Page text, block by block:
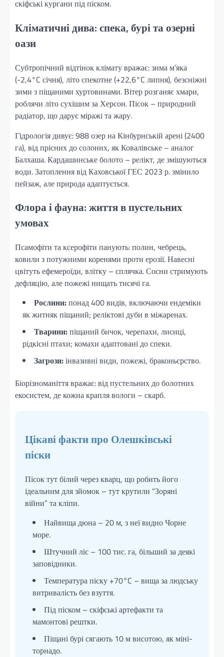
скіфські кургани під піском.
Кліматичні дива: спека, бурі та озерні
оази
Субтропічний відтінок клімату вражає: зима м’яка
(-2,4°C січня), літо спекотне (+22,6°C липня), безсніжні
зими з піщаними хуртовинами. Вітер розганяє хмари,
роблячи літо сухішим за Херсон. Пісок – природний
радіатор, що дарує міражі та жару.
Гідрологія дивує: 988 озер на Кінбурнській арені (2400
га), від прісних до солоних, як Ковалівське – аналог
Балхаша. Кардашинське болото – релікт, де змішуються
води. Затоплення від Каховської ГЕС 2023 р. змінило
пейзаж, але природа адаптується.
Флора і фауна: життя в пустельних
умовах
Псамофіти та ксерофіти панують: полин, чебрець,
ковили з потужними коренями проти ерозії. Навесні
цвітуть ефемероїди, влітку – сплячка. Сосни стримують
дефляцію, але пожежі нищать тисячі га.
Рослини:понад 400 видів, включаючи ендеміки
як житняк піщаний; реліктові дуби в міжаренах.
Тварини:піщаний бичок, черепахи, лисиці,
рідкісні птахи; комахи адаптовані до спеки.
Загрози:інвазивні види, пожежі, браконьєрство.
Біорізноманіття вражає: від пустельних до болотних
екосистем, де кожна крапля вологи – скарб.
Цікаві факти про Олешківські
піски
Пісок тут білий через кварц, що робить його
ідеальним для зйомок – тут крутили “Зоряні
війни” та кліпи.
Найвища дюна – 20 м, з неї видно Чорне
море.
Штучний ліс – 100 тис. га, більший за деякі
заповідники.
Температура піску +70°C – вища за людську
витривалість без взуття.
Під піском – скіфські артефакти та
мамонтові рештки.
Піщані бурі сягають 10 м висотою, як міні-
торнадо.